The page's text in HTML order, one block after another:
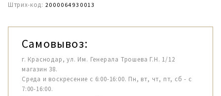
Штрих-код: 2000064930013
Самовывоз:
г. Краснодар, ул. Им. Генерала Трошева Г.Н. 1/12
магазин 38.
Среда и воскресение с 6:00-16:00. Пн, вт, чт, пт, сб - с
7:00-16:00.